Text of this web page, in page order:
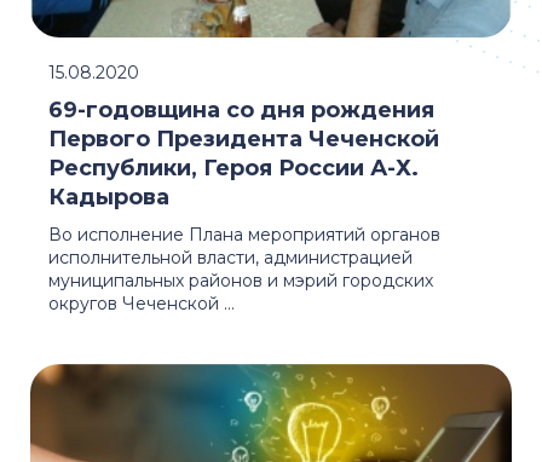
Во исполнение Плана мероприятий органов
исполнительной власти, администрацией
муниципальных районов и мэрий городских
округов Чеченской ...
69-годовщина со дня рождения
Первого Президента Чеченской
Республики, Героя России А-Х.
Кадырова
15.08.2020